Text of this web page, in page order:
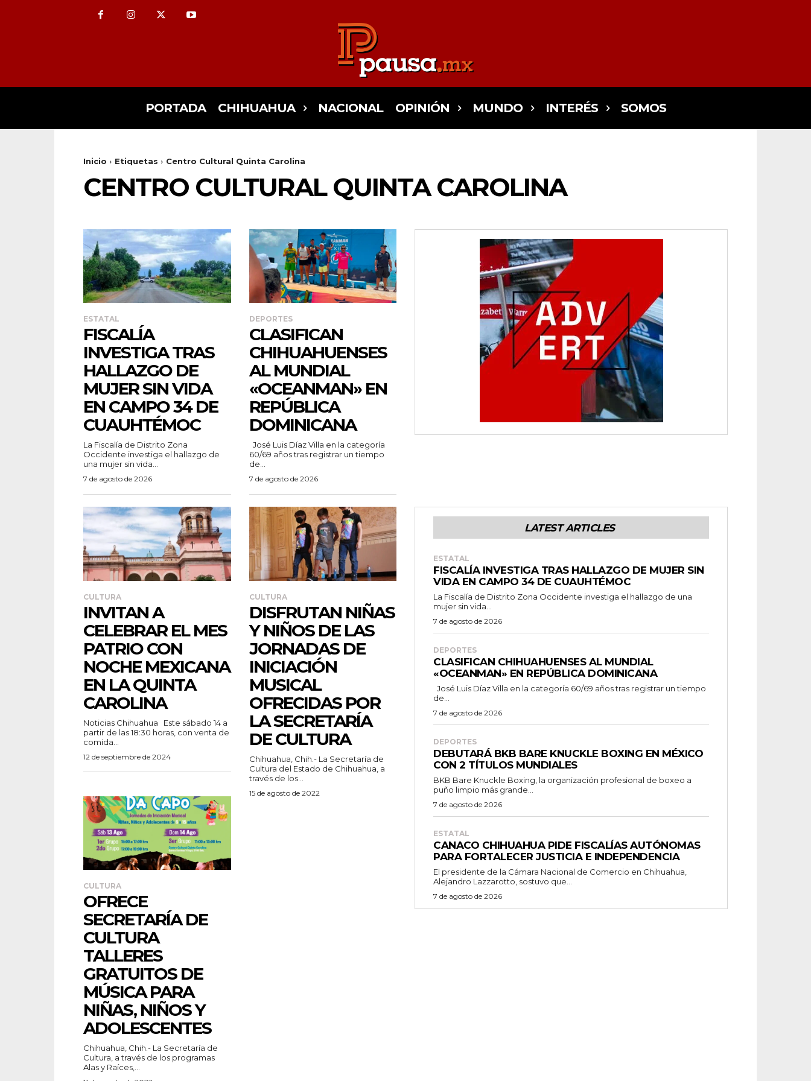
PORTADA CHIHUAHUA NACIONAL OPINIÓN MUNDO INTERÉS SOMOS
Inicio Etiquetas Centro Cultural Quinta Carolina
CENTRO CULTURAL QUINTA CAROLINA
ESTATAL
FISCALÍA
INVESTIGA TRAS
HALLAZGO DE
MUJER SIN VIDA
EN CAMPO 34 DE
CUAUHTÉMOC
La Fiscalía de Distrito Zona
Occidente investiga el hallazgo de
una mujer sin vida...
7 de agosto de 2026
DEPORTES
CLASIFICAN
CHIHUAHUENSES
AL MUNDIAL
«OCEANMAN» EN
REPÚBLICA
DOMINICANA
60/69 años tras registrar un tiempo
de...
7 de agosto de 2026
CULTURA
INVITAN A
CELEBRAR EL MES
PATRIO CON
NOCHE MEXICANA
EN LA QUINTA
CAROLINA
Noticias Chihuahua Este sábado 14 a
partir de las 18:30 horas, con venta de
comida...
12 de septiembre de 2024
CULTURA
DISFRUTAN NIÑAS
Y NIÑOS DE LAS
JORNADAS DE
INICIACIÓN
MUSICAL
OFRECIDAS POR
LA SECRETARÍA
DE CULTURA
Chihuahua, Chih.- La Secretaría de
Cultura del Estado de Chihuahua, a
través de los...
15 de agosto de 2022
CULTURA
OFRECE
SECRETARÍA DE
CULTURA
TALLERES
GRATUITOS DE
MÚSICA PARA
NIÑAS, NIÑOS Y
ADOLESCENTES
Chihuahua, Chih.- La Secretaría de
Cultura, a través de los programas
Alas y Raíces,...
LATEST ARTICLES
ESTATAL
FISCALÍA INVESTIGA TRAS HALLAZGO DE MUJER SIN
VIDA EN CAMPO 34 DE CUAUHTÉMOC
La Fiscalía de Distrito Zona Occidente investiga el hallazgo de una
mujer sin vida...
7 de agosto de 2026
DEPORTES
CLASIFICAN CHIHUAHUENSES AL MUNDIAL
«OCEANMAN» EN REPÚBLICA DOMINICANA
de...
7 de agosto de 2026
DEPORTES
DEBUTARÁ BKB BARE KNUCKLE BOXING EN MÉXICO
CON 2 TÍTULOS MUNDIALES
BKB Bare Knuckle Boxing, la organización profesional de boxeo a
puño limpio más grande...
7 de agosto de 2026
ESTATAL
CANACO CHIHUAHUA PIDE FISCALÍAS AUTÓNOMAS
PARA FORTALECER JUSTICIA E INDEPENDENCIA
El presidente de la Cámara Nacional de Comercio en Chihuahua,
Alejandro Lazzarotto, sostuvo que...
7 de agosto de 2026